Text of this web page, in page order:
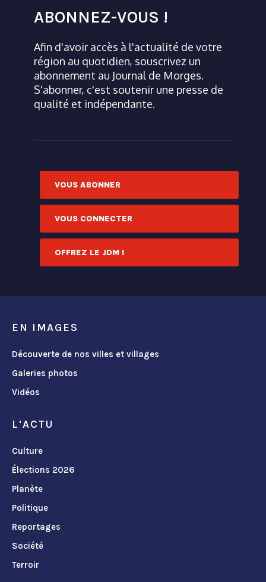
ABONNEZ-VOUS !
Afin d'avoir accès à l'actualité de votre
région au quotidien, souscrivez un
abonnement au Journal de Morges.
S'abonner, c'est soutenir une presse de
qualité et indépendante.
VOUS ABONNER
VOUS CONNECTER
OFFREZ LE JDM !
EN IMAGES
Découverte de nos villes et villages
Galeries photos
Vidéos
L'ACTU
Culture
Élections 2026
Planète
Politique
Reportages
Société
Terroir